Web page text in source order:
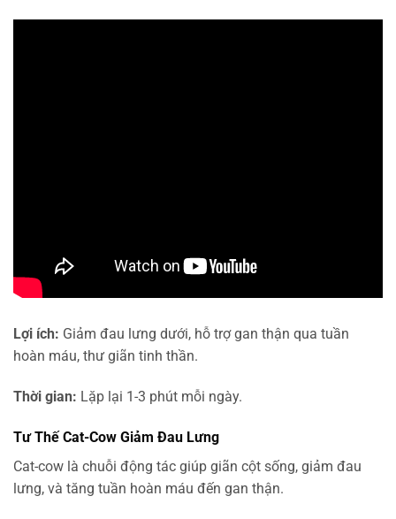
Lợi ích: Giảm đau lưng dưới, hỗ trợ gan thận qua tuần
hoàn máu, thư giãn tinh thần.
Thời gian: Lặp lại 1-3 phút mỗi ngày.
Tư Thế Cat-Cow Giảm Đau Lưng
Cat-cow là chuỗi động tác giúp giãn cột sống, giảm đau
lưng, và tăng tuần hoàn máu đến gan thận.